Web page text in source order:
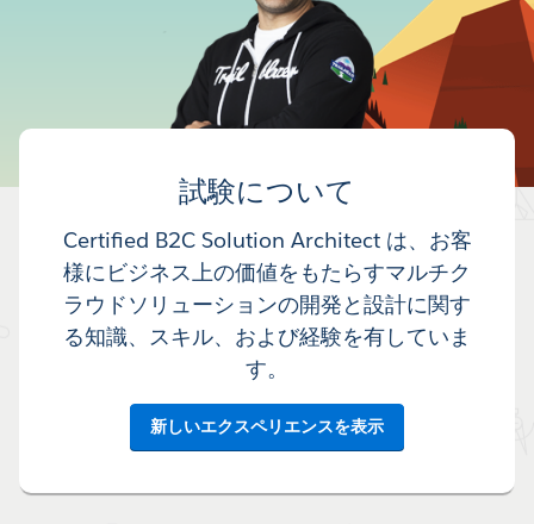
試験について
Certified B2C Solution Architect は、お客
様にビジネス上の価値をもたらすマルチク
ラウドソリューションの開発と設計に関す
る知識、スキル、および経験を有していま
す。
新しいエクスペリエンスを表示